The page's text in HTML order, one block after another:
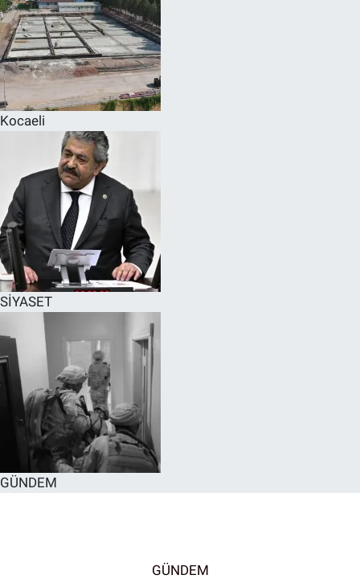
Kocaeli
SİYASET
GÜNDEM
GÜNDEM